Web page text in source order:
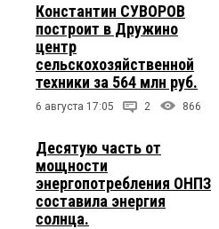
Константин СУВОРОВ
построит в Дружино
центр
сельскохозяйственной
техники за 564 млн руб.
6 августа 17:05 2 866
Десятую часть от
мощности
энергопотребления ОНПЗ
составила энергия
солнца.